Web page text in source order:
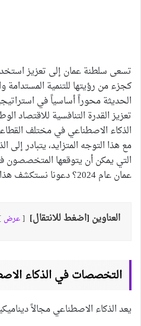
تسعى سلطنة عمان إلى تعزيز
كجزء من رؤيتها للتنمية المستدامة
الحديثة محوراً أساسياً في
تعزيز القدرة التنافسية للاقتصاد
الذكاء الاصطناعي في مختلف
مع هذا التوجه المتزايد، يتبادر
التي يمكن أن يتوقعها المتخصصون
عمان عام 2024؟ دعونا نستكشف هذا الموضوع بالتفصيل.
العناوين [اضغط للانتقال] عرض
التخصصات في الذكاء
يعد الذكاء الاصطناعي مجالاً